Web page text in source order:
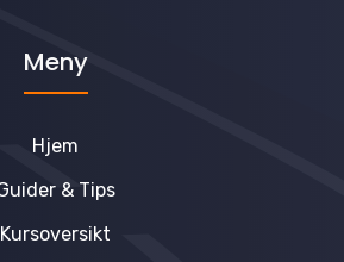
Meny
Hjem
& Tips
Kursoversikt